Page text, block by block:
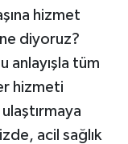
hizmet
diyoruz?
anlayışla tüm
hizmeti
acil sağlık